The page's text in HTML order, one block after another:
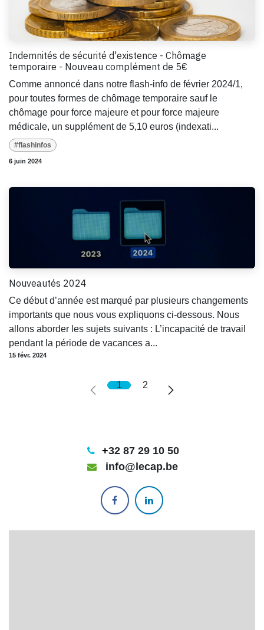
Indemnités de sécurité d'existence - Chômage
temporaire - Nouveau complément de 5€
Comme annoncé dans notre flash-info de février 2024/1,
pour toutes formes de chômage temporaire sauf le
chômage pour force majeure et pour force majeure
médicale, un supplément de 5,10 euros (indexati...
#flashinfos
6 juin 2024
Nouveautés 2024
Ce début d’année est marqué par plusieurs changements
importants que nous vous expliquons ci-dessous. Nous
allons aborder les sujets suivants : L’incapacité de travail
pendant la période de vacances a...
15 févr. 2024
1 2
+32 87 29 10 50
info@lecap.be